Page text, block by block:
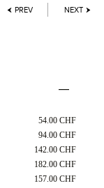
PREV NEXT
54.00 CHF
94.00 CHF
142.00 CHF
182.00 CHF
157.00 CHF